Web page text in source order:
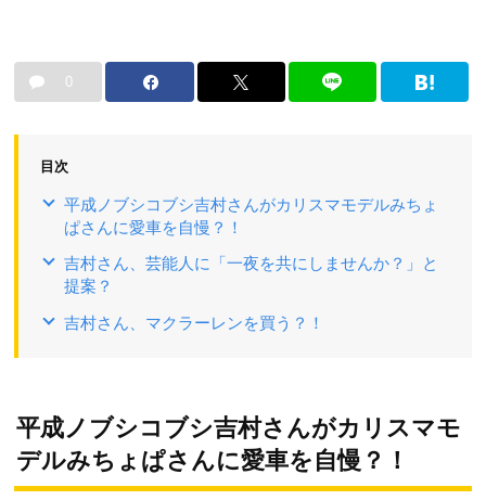
0
目次
平成ノブシコブシ吉村さんがカリスマモデルみちょ
ぱさんに愛車を自慢？！
吉村さん、芸能人に「一夜を共にしませんか？」と
提案？
吉村さん、マクラーレンを買う？！
平成ノブシコブシ吉村さんがカリスマモ
デルみちょぱさんに愛車を自慢？！